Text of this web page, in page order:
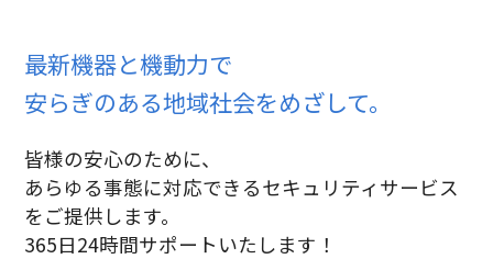
最新機器と機動力で
安らぎのある地域社会をめざして。
皆様の安心のために、
あらゆる事態に対応できるセキュリティサービス
をご提供します。
365日24時間サポートいたします！